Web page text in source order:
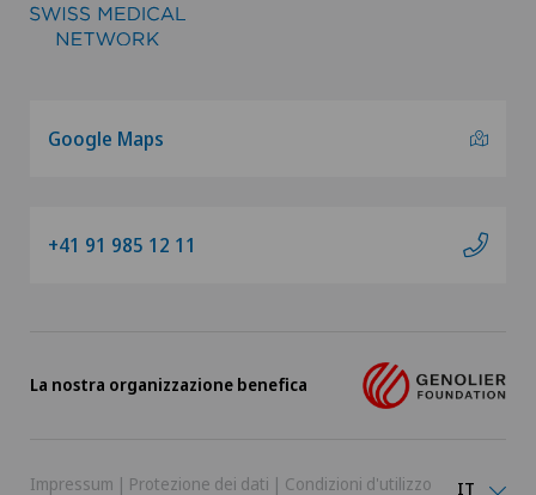
Google Maps
+41 91 985 12 11
La nostra organizzazione benefica
Impressum | Protezione dei dati | Condizioni d'utilizzo IT